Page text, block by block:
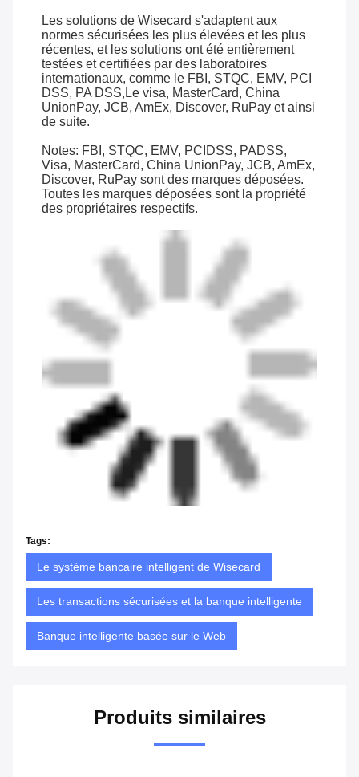
Les solutions de Wisecard s'adaptent aux
normes sécurisées les plus élevées et les plus
récentes, et les solutions ont été entièrement
testées et certifiées par des laboratoires
internationaux, comme le FBI, STQC, EMV, PCI
DSS, PA DSS,Le visa, MasterCard, China
UnionPay, JCB, AmEx, Discover, RuPay et ainsi
de suite.
Notes: FBI, STQC, EMV, PCIDSS, PADSS,
Visa, MasterCard, China UnionPay, JCB, AmEx,
Discover, RuPay sont des marques déposées.
Toutes les marques déposées sont la propriété
des propriétaires respectifs.
Tags:
Le système bancaire intelligent de Wisecard
Les transactions sécurisées et la banque intelligente
Banque intelligente basée sur le Web
Produits similaires